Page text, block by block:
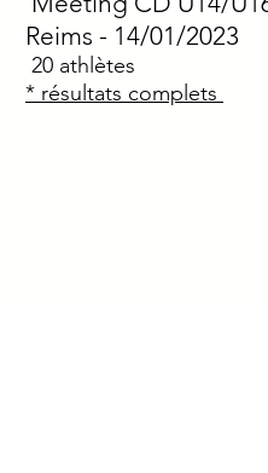
Reims - 14/01/2023
20 athlètes
* résultats complets